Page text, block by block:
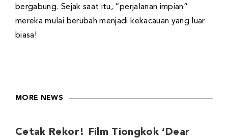
bergabung. Sejak saat itu, “perjalanan impian”
mereka mulai berubah menjadi kekacauan yang luar
biasa!
MORE NEWS
Cetak Rekor! Film Tiongkok ‘Dear